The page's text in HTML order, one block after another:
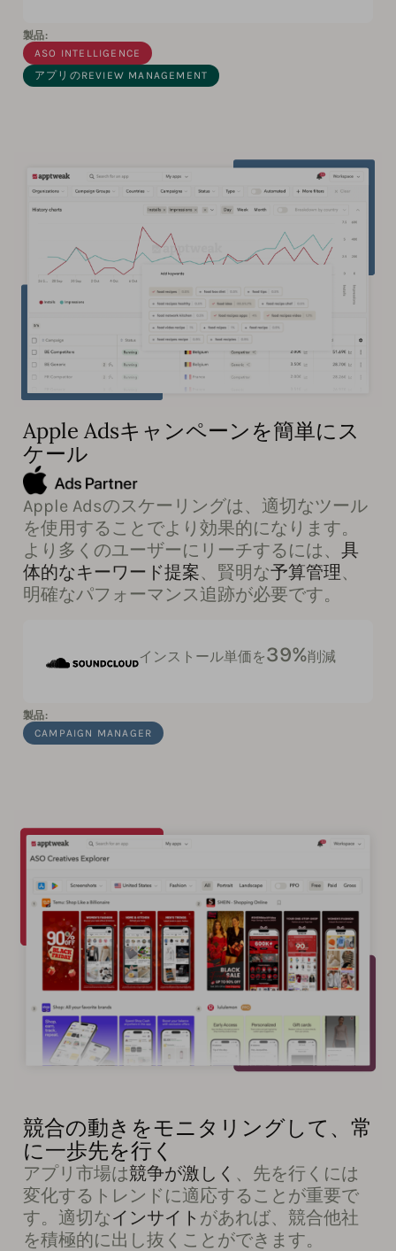
製品:
ASO INTELLIGENCE
アプリのREVIEW MANAGEMENT
Apple Adsキャンペーンを簡単にス
ケール
Apple Adsのスケーリングは、適切なツール
を使用することでより効果的になります。
より多くのユーザーにリーチするには、 具
体的なキーワード提案、賢明な予算管理、
明確なパフォーマンス追跡が必要です。
インストール単価を39%削減
製品:
CAMPAIGN MANAGER
競合の動きをモニタリングして、常
に一歩先を行く
アプリ市場は競争が激しく 、先を行くには
変化するトレンドに適応することが重要で
す。適切なインサイト があれば、競合他社
を積極的に出し抜くことができます。